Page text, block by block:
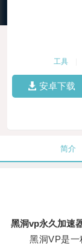
工具
安卓下载
简介
黑洞vp永久加速
黑洞VP是一种